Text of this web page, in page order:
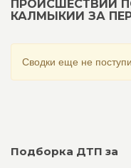
ПРОИСШЕСТВИЙ
КАЛМЫКИИ ЗА
Сводки еще не
Подборка ДТП за